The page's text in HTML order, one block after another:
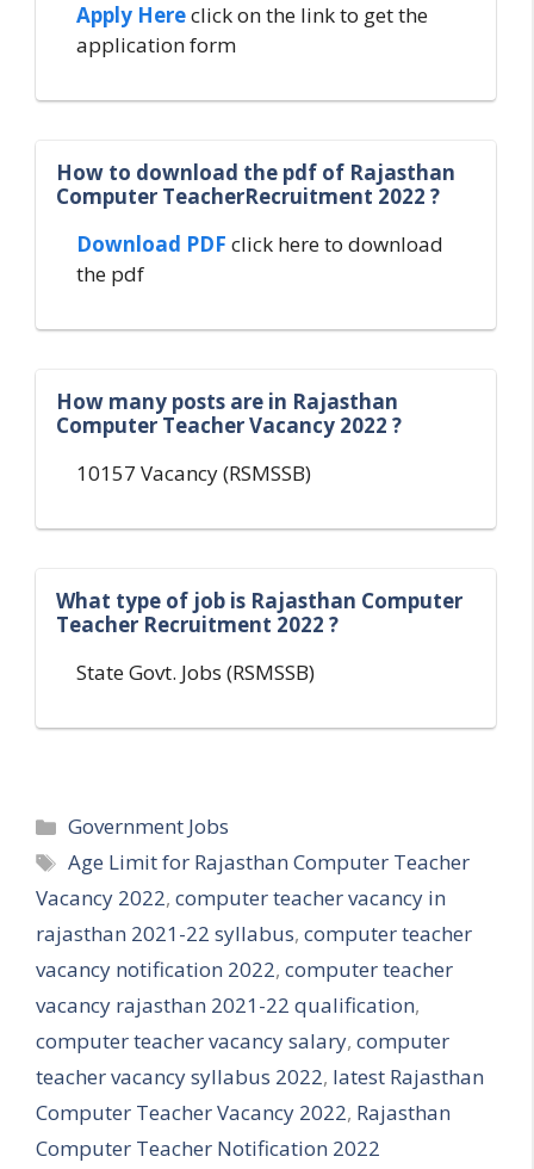
Apply Hereclick on the link to get the
application form
How to download the pdf of Rajasthan
Computer TeacherRecruitment 2022 ?
Download PDF click here to download
the pdf
How many posts are in Rajasthan
Computer Teacher Vacancy 2022 ?
10157 Vacancy (RSMSSB)
What type of job is Rajasthan Computer
Teacher Recruitment 2022 ?
State Govt. Jobs (RSMSSB)
Categories
Government Jobs
Tags
Age Limit for Rajasthan Computer Teacher
Vacancy 2022, computer teacher vacancy in
rajasthan 2021-22 syllabus, computer teacher
vacancy notification 2022, computer teacher
vacancy rajasthan 2021-22 qualification,
computer teacher vacancy salary, computer
teacher vacancy syllabus 2022, latest Rajasthan
Computer Teacher Vacancy 2022, Rajasthan
Computer Teacher Notification 2022